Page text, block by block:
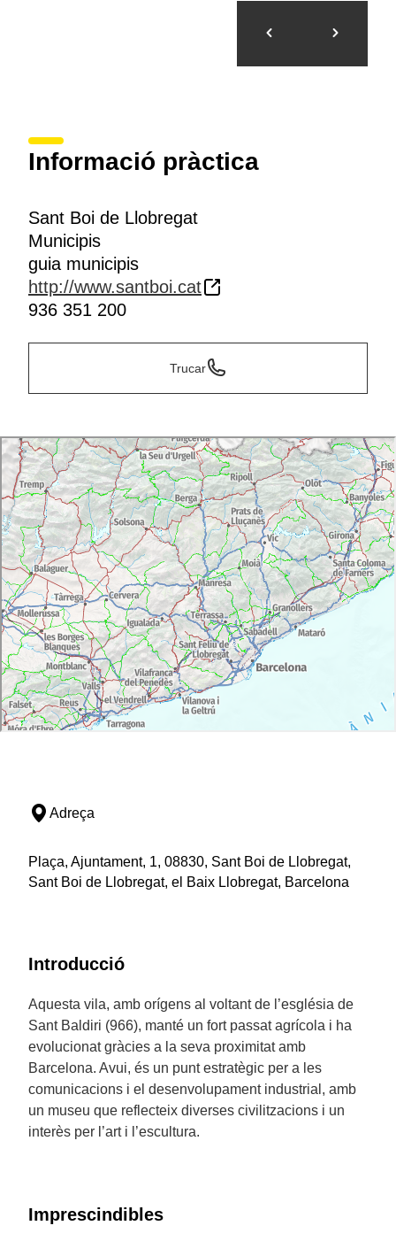
Informació pràctica
Sant Boi de Llobregat
Municipis
guia municipis
http://www.santboi.cat
936 351 200
Trucar
Adreça
Plaça, Ajuntament, 1, 08830, Sant Boi de Llobregat,
Sant Boi de Llobregat, el Baix Llobregat, Barcelona
Introducció
Aquesta vila, amb orígens al voltant de l’església de
Sant Baldiri (966), manté un fort passat agrícola i ha
evolucionat gràcies a la seva proximitat amb
Barcelona. Avui, és un punt estratègic per a les
comunicacions i el desenvolupament industrial, amb
un museu que reflecteix diverses civilitzacions i un
interès per l’art i l’escultura.
Imprescindibles